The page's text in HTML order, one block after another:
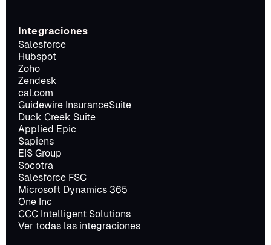
Integraciones
Salesforce
Hubspot
Zoho
Zendesk
cal.com
Guidewire InsuranceSuite
Duck Creek Suite
Applied Epic
Sapiens
EIS Group
Socotra
Salesforce FSC
Microsoft Dynamics 365
One Inc
CCC Intelligent Solutions
Ver todas las integraciones